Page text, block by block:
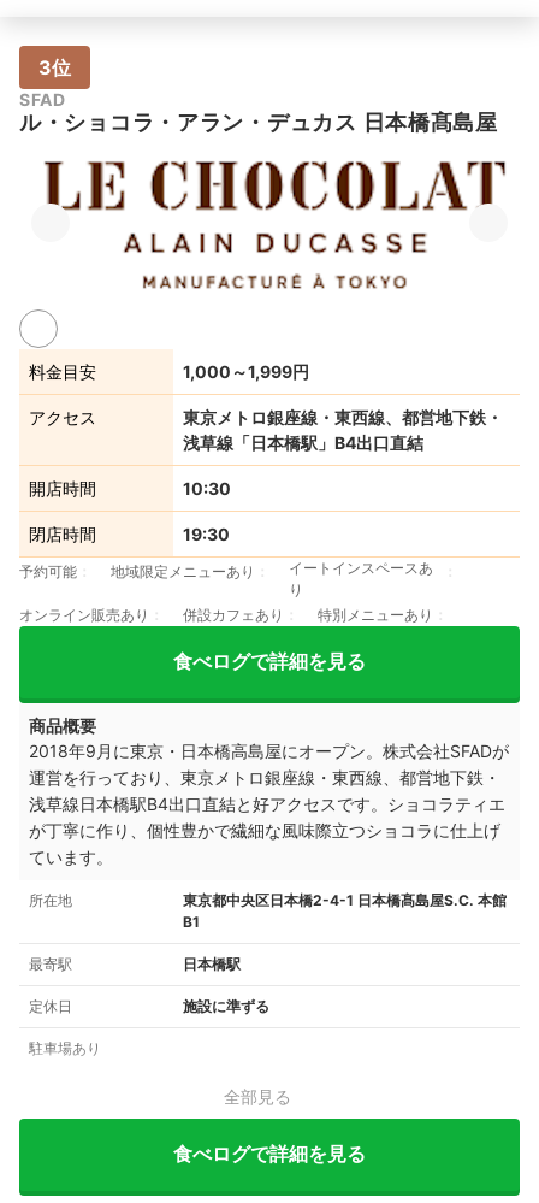
3位
SFAD
ル・ショコラ・アラン・デュカス 日本橋髙島屋
料金目安 1,000～1,999円
アクセス
東京メトロ銀座線・東西線、都営地下鉄・
浅草線「日本橋駅」B4出口直結
開店時間 10:30
閉店時間 19:30
予約可能 地域限定メニューあり
イートインスペースあ
り
オンライン販売あり
併設カフェあり 特別メニューあり
食べログで詳細を見る
商品概要
2018年9月に東京・日本橋高島屋にオープン。株式会社SFADが
運営を行っており、東京メトロ銀座線・東西線、都営地下鉄・
浅草線日本橋駅B4出口直結と好アクセスです。ショコラティエ
が丁寧に作り、個性豊かで繊細な風味際立つショコラに仕上げ
ています。
所在地
東京都中央区日本橋2-4-1 日本橋髙島屋S.C. 本館
B1
最寄駅 日本橋駅
定休日 施設に準ずる
駐車場あり
全部見る
食べログで詳細を見る